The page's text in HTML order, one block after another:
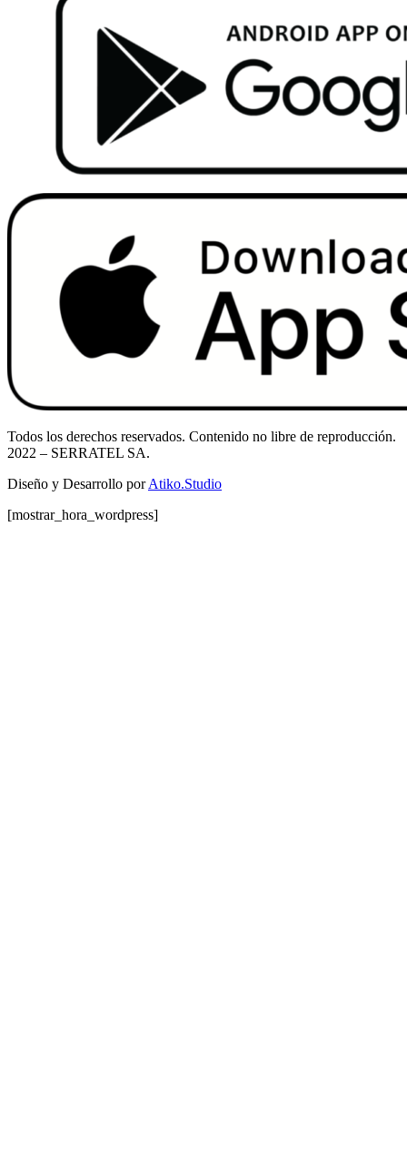
Todos los derechos reservados. Contenido no libre de reproducción.
2022 – SERRATEL SA.
Diseño y Desarrollo porAtiko.Studio
[mostrar_hora_wordpress]